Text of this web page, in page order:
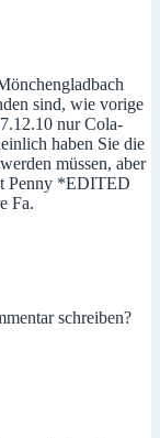
sind, wie vorige
nur Cola-
haben Sie die
müssen, aber
Penny *EDITED
Fa.
schreiben?